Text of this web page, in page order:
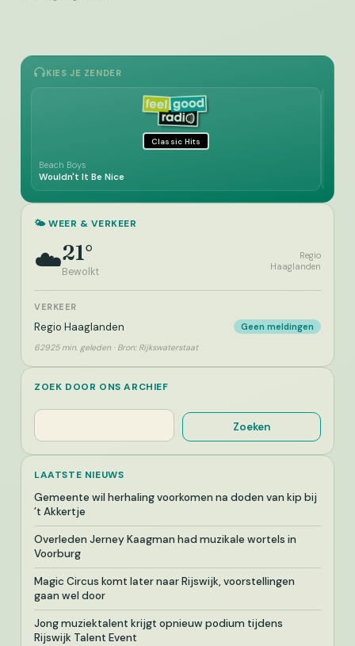
KIES JE ZENDER
Classic Hits
Beach Boys
Wouldn't It Be Nice
🌤️ WEER & VERKEER
☁️21°
Bewolkt
Regio
Haaglanden
VERKEER
Regio Haaglanden Geen meldingen
62925 min. geleden · Bron: Rijkswaterstaat
ZOEK DOOR ONS ARCHIEF
Zoeken
Zoeken
LAATSTE NIEUWS
Gemeente wil herhaling voorkomen na doden van kip bij
’t Akkertje
Overleden Jerney Kaagman had muzikale wortels in
Voorburg
Magic Circus komt later naar Rijswijk, voorstellingen
gaan wel door
Jong muziektalent krijgt opnieuw podium tijdens
Rijswijk Talent Event